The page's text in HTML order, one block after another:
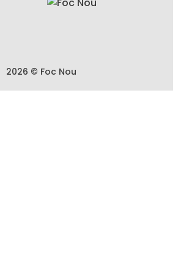
2026 © Foc Nou